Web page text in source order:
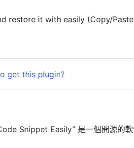
restore it with easily (Copy/
get this plugin?
Snippet Easily” 是一個開源的